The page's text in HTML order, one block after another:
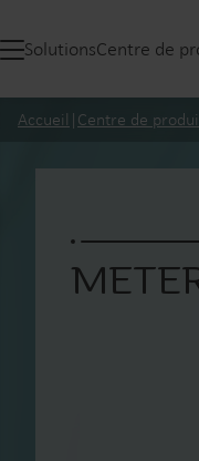
SolutionsCentre de
Accueil | Centre de